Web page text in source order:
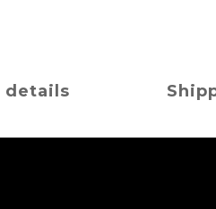
details